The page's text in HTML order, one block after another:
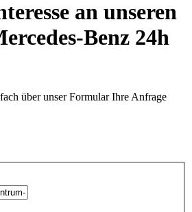
an unseren
Benz 24h
über unser Formular Ihre Anfrage